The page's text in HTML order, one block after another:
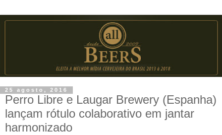
25 agosto, 2016
Perro Libre e Laugar Brewery (Espanha)
lançam rótulo colaborativo em jantar
harmonizado